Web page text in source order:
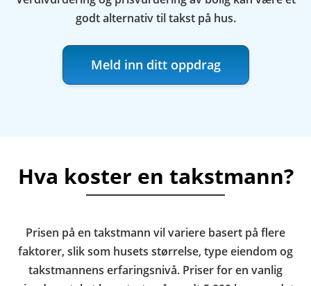
godt alternativ til takst på hus.
Meld inn ditt oppdrag
Hva koster en takstmann?
Prisen på en takstmann vil variere basert på flere
faktorer, slik som husets størrelse, type eiendom og
takstmannens erfaringsnivå. Priser for en vanlig